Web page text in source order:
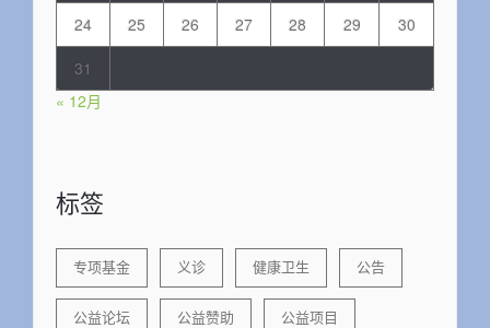
24
25 26 27 28 29
30
31
« 12月
标签
专项基金 义诊 健康卫生 公告
公益论坛 公益赞助 公益项目